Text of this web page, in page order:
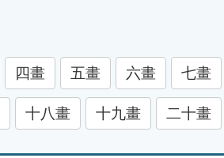
四畫 五畫 六畫 七畫
十八畫 十九畫 二十畫